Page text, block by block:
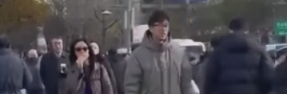
体育江湖 文化体育 冰雪道路
一带一路 央博 非遗 文化 科
云顶对话 云起 超级工厂 智敬中国